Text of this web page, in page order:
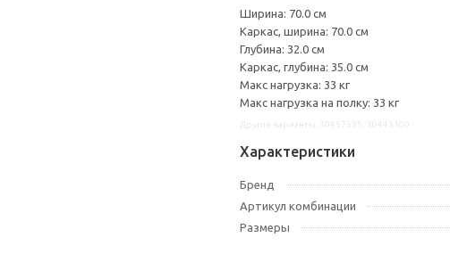
Ширина: 70.0 см
Каркас, ширина: 70.0 см
Глубина: 32.0 см
Каркас, глубина: 35.0 см
Макс нагрузка: 33 кг
Макс нагрузка на полку: 33 кг
Характеристики
Бренд
Артикул комбинации
Размеры